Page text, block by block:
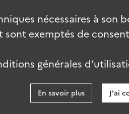
nécessaires à son
sont exemptés de
générales
En savoir plus J'ai